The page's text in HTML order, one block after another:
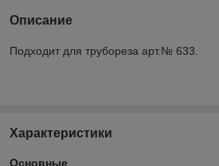
Описание
Подходит для трубореза арт.№ 633.
Характеристики
Основные